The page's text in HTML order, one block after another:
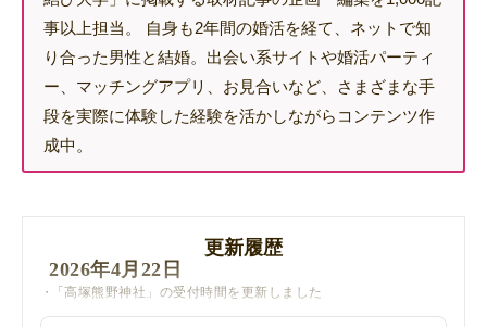
事以上担当。 自身も2年間の婚活を経て、ネットで知
り合った男性と結婚。出会い系サイトや婚活パーティ
ー、マッチングアプリ、お見合いなど、さまざまな手
段を実際に体験した経験を活かしながらコンテンツ作
成中。
更新履歴
2026年4月22日
「高塚熊野神社」の受付時間を更新しました